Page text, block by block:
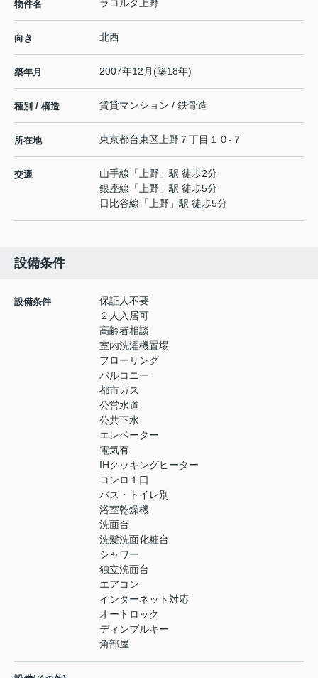
物件名 ラコルタ上野
向き 北西
築年月 2007年12月(築18年)
種別 / 構造 賃貸マンション / 鉄骨造
所在地 東京都台東区上野 ７丁目１０-７
交通 山手線 「上野 」駅 徒歩2分
銀座線 「上野 」駅 徒歩5分
日比谷線 「上野 」駅 徒歩5分
設備条件
設備条件
保証人不要
２人入居可
高齢者相談
室内洗濯機置場
フローリング
バルコニー
都市ガス
公営水道
公共下水
エレベーター
電気有
IHクッキングヒーター
コンロ１口
バス・トイレ別
浴室乾燥機
洗面台
洗髪洗面化粧台
シャワー
独立洗面台
エアコン
インターネット対応
オートロック
ディンプルキー
角部屋